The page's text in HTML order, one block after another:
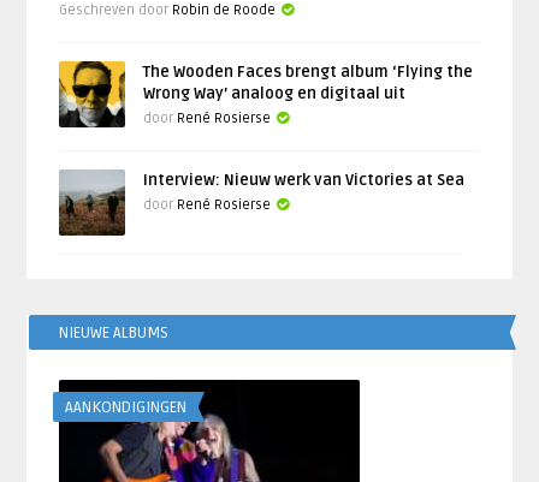
Geschreven door Robin de Roode
The Wooden Faces brengt album ‘Flying the
Wrong Way’ analoog en digitaal uit
door René Rosierse
Interview: Nieuw werk van Victories at Sea
door René Rosierse
NIEUWE ALBUMS
AANKONDIGINGEN